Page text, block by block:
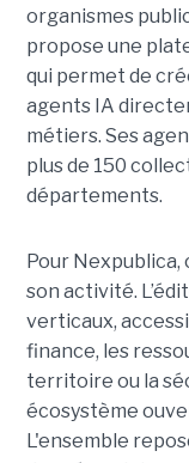
organismes
propose une
qui permet de
agents IA
métiers. Ses
plus de 150
départements.
Pour
son activité.
verticaux,
finance, les
territoire ou la
écosystème
L'ensemble